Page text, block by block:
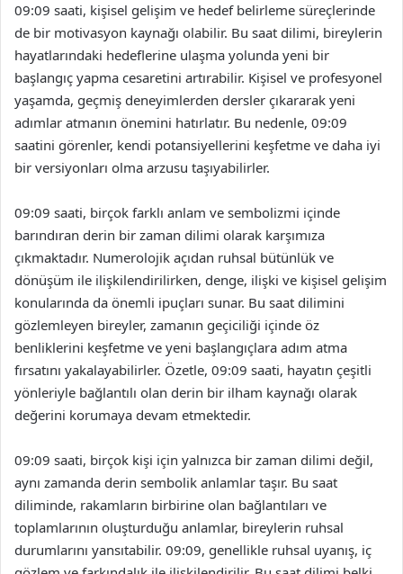
09:09 saati, kişisel gelişim ve hedef belirleme süreçlerinde
de bir motivasyon kaynağı olabilir. Bu saat dilimi, bireylerin
hayatlarındaki hedeflerine ulaşma yolunda yeni bir
başlangıç yapma cesaretini artırabilir. Kişisel ve profesyonel
yaşamda, geçmiş deneyimlerden dersler çıkararak yeni
adımlar atmanın önemini hatırlatır. Bu nedenle, 09:09
saatini görenler, kendi potansiyellerini keşfetme ve daha iyi
bir versiyonları olma arzusu taşıyabilirler.
09:09 saati, birçok farklı anlam ve sembolizmi içinde
barındıran derin bir zaman dilimi olarak karşımıza
çıkmaktadır. Numerolojik açıdan ruhsal bütünlük ve
dönüşüm ile ilişkilendirilirken, denge, ilişki ve kişisel gelişim
konularında da önemli ipuçları sunar. Bu saat dilimini
gözlemleyen bireyler, zamanın geçiciliği içinde öz
benliklerini keşfetme ve yeni başlangıçlara adım atma
fırsatını yakalayabilirler. Özetle, 09:09 saati, hayatın çeşitli
yönleriyle bağlantılı olan derin bir ilham kaynağı olarak
değerini korumaya devam etmektedir.
09:09 saati, birçok kişi için yalnızca bir zaman dilimi değil,
aynı zamanda derin sembolik anlamlar taşır. Bu saat
diliminde, rakamların birbirine olan bağlantıları ve
toplamlarının oluşturduğu anlamlar, bireylerin ruhsal
durumlarını yansıtabilir. 09:09, genellikle ruhsal uyanış, iç